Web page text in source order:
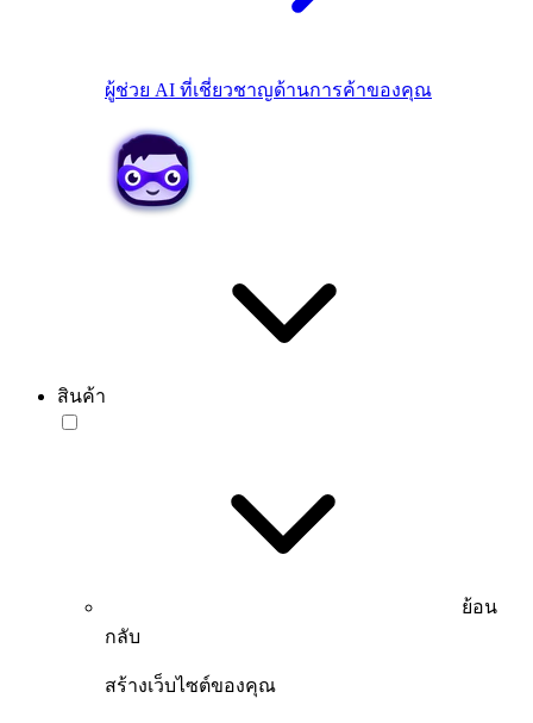
ผู้ช่วย AI ที่เชี่ยวชาญด้านการค้าของคุณ
สินค้า
ย้อน
กลับ
สร้างเว็บไซต์ของคุณ